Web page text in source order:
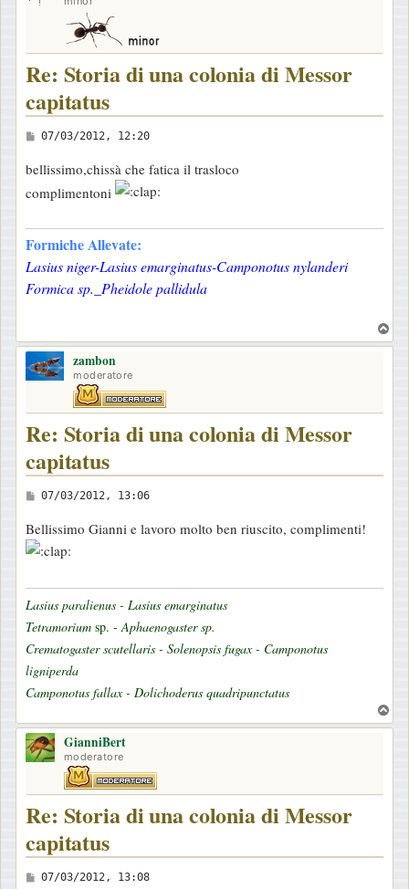
Re: Storia di una colonia di Messor
capitatus
M
s
s
g
g
i
07/03/2012, 12:20
bellissimo,chissà che fatica il trasloco
complimentoni
Formiche Allevate:
Lasius niger-Lasius emarginatus-Camponotus nylanderi
Formica sp._Pheidole pallidula
o
zambon
moderatore
Re: Storia di una colonia di Messor
capitatus
M
s
s
g
g
i
o
07/03/2012, 13:06
Bellissimo Gianni e lavoro molto ben riuscito, complimenti!
Lasius paralienus - Lasius emarginatus
Tetramorium sp. -Aphaenogaster sp.
Crematogaster scutellaris - Solenopsis fugax - Camponotus
ligniperda
Camponotus fallax - Dolichoderus quadripunctatus
o
GianniBert
moderatore
Re: Storia di una colonia di Messor
capitatus
M
07/03/2012, 13:08